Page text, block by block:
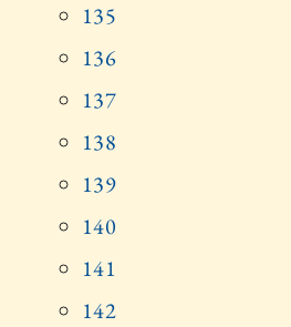
135
136
137
138
139
140
141
142